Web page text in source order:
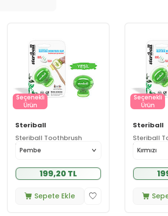
Seçenekli
Ürün
Steriball
Steriball Toothbrush
Protector
199,20 TL
Sepete Ekle
Seçenekli
Ürün
Steriball
Steriball
Protector